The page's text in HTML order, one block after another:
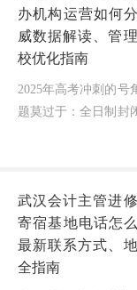
办机构运营如何
威数据解读、管
校优化指南
2025年高考冲刺的号
题莫过于：全日制封
构的管理优势体现
武汉会计主管进
寄宿基地电话怎
最新联系方式、
全指南